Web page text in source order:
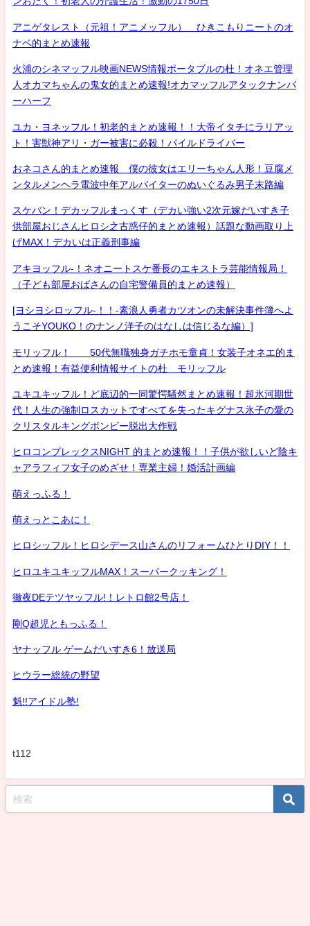
アニゲタレスト（元祖！アニメッフル） ひきこもりニートのオ
ナベ的まとめ速報
火浦のシネマッフル映画NEWS情報ポータブルの杜！オネエ管理
人オカマちゃんの鬼女的まとめ速報!オカマッフルアタックナンバ
ーハーフ
ユカ・ヨネッフル！初老的まとめ速報！！大帝イタチにラリアッ
ト！害獣神アリ・ガー被害に必殺！パイルドライバー
おネコさん的まとめ速報 僕の彼女はエリーちゃん人形！豆腐メ
ンタルメンヘラ電波中年アルバイターのぬいぐるみ男子末路編
スケバン！デカッフルまっくす（デカい強い2次元嫁だいすき子
供部屋おじさんヒロシ之古惑仔的まとめ速報）話題な動画取り上
げMAX！デカいは正義刑事編
アキヨッフル-！ネオニートスケ番長のエキストラ芸能情報局！
（子ども部屋おばさんの自宅警備員的まとめ速報）
[ヨシヨシロッフル-！！-素浪人勇者カツオンの未解決事件簿へよ
うこそYOUKO！のナンノ洋子のはなしは信じるな編）]
モリッフル！ 50代無職独身ガチホモ童貞！女装子オネエ的ま
とめ速報！有益便利情報サイトの杜 モリッフル
ユキユキッフル！ど底辺的一同驚愕騒然まとめ速報！超氷河期世
代！人生の強制ロスカットですべてを失ったキグナス氷子の愛の
クリスタルキングボンビー脱出大作戦
ヒロコンプレックスNIGHT 的まとめ速報！！子供が欲しいど陰キ
ャアラフィフ女子のめざせ！専業主婦！婚活計画編
萌えっふる！
萌えっとこあに！
ヒロシッフル！ヒロシデース山さんのリフォームひとりDIY！！
ヒロユキユキッフルMAX！スーパークッキング！
徹夜DEテツヤッフル!！レトロ館2号店！
剛Q超児ともっふる！
ヤナッフル ゲームだいすき6！放送局
ヒウラー総統の野望
魁!!アイドル塾!
t112